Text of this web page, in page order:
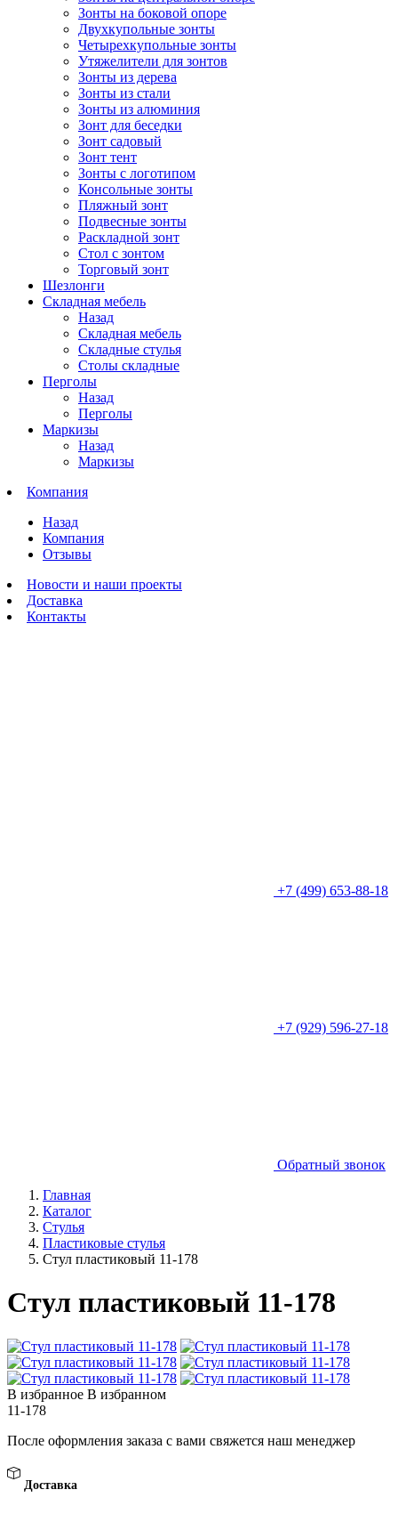
Зонты на боковой опоре
Двухкупольные зонты
Четырехкупольные зонты
Утяжелители для зонтов
Зонты из дерева
Зонты из стали
Зонты из алюминия
Зонт для беседки
Зонт садовый
Зонт тент
Зонты с логотипом
Консольные зонты
Пляжный зонт
Подвесные зонты
Раскладной зонт
Стол с зонтом
Торговый зонт
Шезлонги
Складная мебель
Назад
Складная мебель
Складные стулья
Столы складные
Перголы
Назад
Перголы
Маркизы
Назад
Маркизы
Компания
Назад
Компания
Отзывы
Новости и наши проекты
Доставка
Контакты
+7 (499) 653-88-18
+7 (929) 596-27-18
Обратный звонок
Главная
Каталог
Стулья
Пластиковые стулья
Стул пластиковый 11-178
Стул пластиковый 11-178
В избранное В избранном
11-178
После оформления заказа с вами свяжется наш менеджер
Доставка